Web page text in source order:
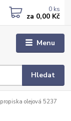
Menu
Hledat
0 ks
za 0,00 Kč
propiska olejová 5237